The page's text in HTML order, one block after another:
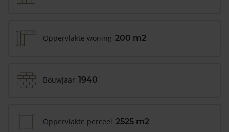
Oppervlakte woning 200 m2
Bouwjaar 1940
Oppervlakte perceel 2525 m2